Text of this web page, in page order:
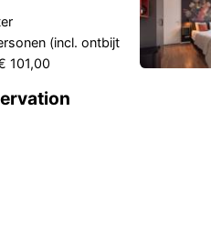
(incl. ontbijt
101,00